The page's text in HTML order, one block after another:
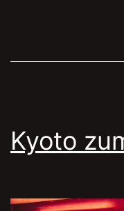
Kyoto